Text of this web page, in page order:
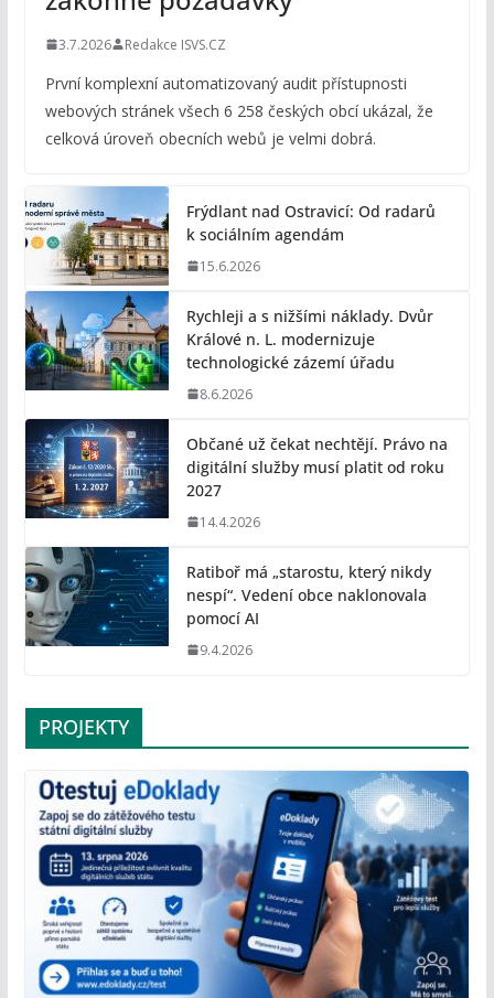
3.7.2026 Redakce ISVS.CZ
První komplexní automatizovaný audit přístupnosti
webových stránek všech 6 258 českých obcí ukázal, že
celková úroveň obecních webů je velmi dobrá.
Frýdlant nad Ostravicí: Od radarů
k sociálním agendám
15.6.2026
Rychleji a s nižšími náklady. Dvůr
Králové n. L. modernizuje
technologické zázemí úřadu
8.6.2026
Občané už čekat nechtějí. Právo na
digitální služby musí platit od roku
2027
14.4.2026
Ratiboř má „starostu, který nikdy
nespí“. Vedení obce naklonovala
pomocí AI
9.4.2026
PROJEKTY